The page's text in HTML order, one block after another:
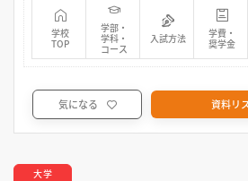
学校
TOP
学部・
学科・
コース
入試方法
学費・
奨学金
気になる 資料リ
大学